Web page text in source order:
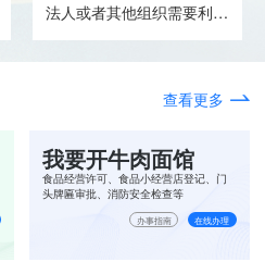
法人或者其他组织需要利用属于...
查看更多
我要开牛肉面馆
食品经营许可、食品小经营店登记、门
头牌匾审批、消防安全检查等
办事指南 在线办理